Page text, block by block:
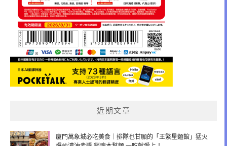
近期文章
廈門萬象城必吃美食｜排隊也甘願的「王繁星麵館」猛火